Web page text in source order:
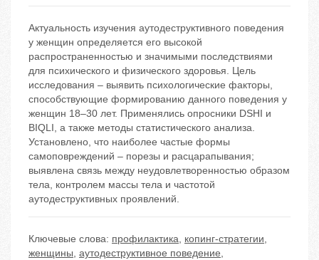
Актуальность изучения аутодеструктивного поведения
у женщин определяется его высокой
распространенностью и значимыми последствиями
для психического и физического здоровья. Цель
исследования – выявить психологические факторы,
способствующие формированию данного поведения у
женщин 18–30 лет. Применялись опросники DSHI и
BIQLI, а также методы статистического анализа.
Установлено, что наиболее частые формы
самоповреждений – порезы и расцарапывания;
выявлена связь между неудовлетворенностью образом
тела, контролем массы тела и частотой
аутодеструктивных проявлений.
Ключевые слова: профилактика, копинг-стратегии,
женщины, аутодеструктивное поведение,